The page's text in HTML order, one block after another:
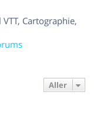
Cartographie,
Aller